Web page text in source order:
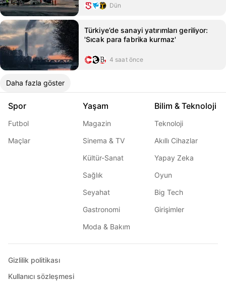
Dün
Türkiye’de sanayi yatırımları geriliyor:
'Sıcak para fabrika kurmaz'
4 saat önce
Daha fazla göster
Spor
Futbol
Maçlar
Yaşam
Magazin
Sinema & TV
Kültür-Sanat
Sağlık
Seyahat
Gastronomi
Moda & Bakım
Bilim & Teknoloji
Teknoloji
Akıllı Cihazlar
Yapay Zeka
Oyun
Big Tech
Girişimler
Gizlilik politikası
Kullanıcı sözleşmesi